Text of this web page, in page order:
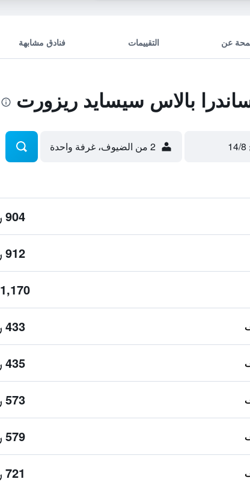
عن التقييمات فنادق مشابهة
بالاس سيسايد ريزورت
2 من الضيوف، غرفة واحدة
904 ﷼
912 ﷼
1,170 ﷼
433 ﷼
435 ﷼
573 ﷼
579 ﷼
721 ﷼